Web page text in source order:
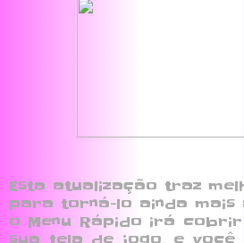
Esta atualização traz
para torná-lo ainda mais
o Menu Rápido irá cobrir